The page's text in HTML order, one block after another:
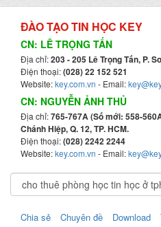
ĐÀO TẠO TIN HỌC KEY
CN: LÊ TRỌNG TẤN
Địa chỉ:203 - 205 Lê Trọng Tấn, P.
Điện thoại:(028) 22 152 521
Website:key.com.vn - Email:
CN: NGUYỄN ẢNH THỦ
Địa chỉ:765-767A (Số mới: 558-
Chánh Hiệp, Q. 12, TP. HCM.
Điện thoại:(028) 2242 2244
Website:key.com.vn - Email:
Chia sẻ Chuyên đề Download